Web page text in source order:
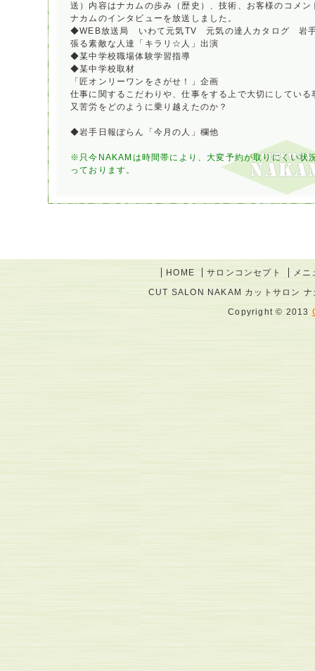
送）内容はナカムの歩み（歴史）、技術、お客様のコメン
ナカムのインタビューを放送しました。
◆WEB放送局 いわて元気TV 元気の達人カタログ 岩
張る素敵な人達「キラリ☆人」出演
◆某中学校職場体験学習指導
◆某中学校取材
「匠オンリーワンをさがせ！」企画
仕事に関するこだわりや、仕事をする上で大切にしている
又苦労をどのように乗り越えたのか？
◆岩手日報ぽらん「今月の人」欄他
※只今NAKAMは時間帯により、大変予約が取りにくい状
っております。
HOME サロンコンセプト
メニ
CUT SALON NAKAM カットサロン
Copyright © 2013